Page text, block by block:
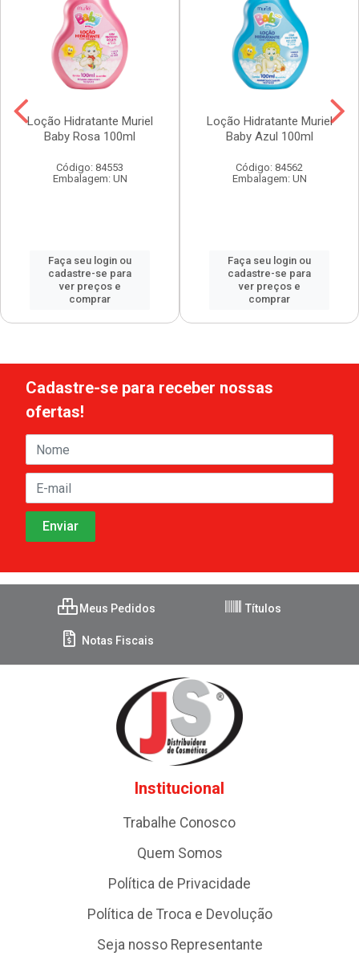
Loção Hidratante Muriel
Baby Rosa 100ml
Código: 84553
Embalagem: UN
Faça seu login ou
cadastre-se para
ver preços e
comprar
Loção Hidratante Muriel
Baby Azul 100ml
Código: 84562
Embalagem: UN
Faça seu login ou
cadastre-se para
ver preços e
comprar
Cadastre-se para receber nossas
ofertas!
Meus Pedidos Títulos
Notas Fiscais
Institucional
Trabalhe Conosco
Quem Somos
Política de Privacidade
Política de Troca e Devolução
Seja nosso Representante